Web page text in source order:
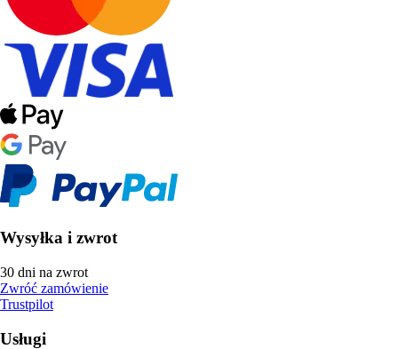
Wysyłka i zwrot
30 dni na zwrot
Zwróć zamówienie
Trustpilot
Usługi